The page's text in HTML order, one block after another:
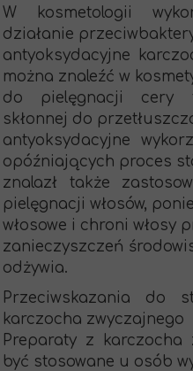
W kosmetologii
działanie
antyoksydacyjne
można znaleźć w
do pielęgnacji cery
skłonnej do
antyoksydacyjne
opóźniających proces
znalazł także
pielęgnacji włosów,
włosowe i chroni włosy
zanieczyszczeń
odżywia.
Przeciwskazania do
karczocha zwyczajnego
Preparaty z karczocha
być stosowane u osób